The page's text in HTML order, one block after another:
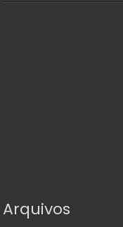
Arquivos